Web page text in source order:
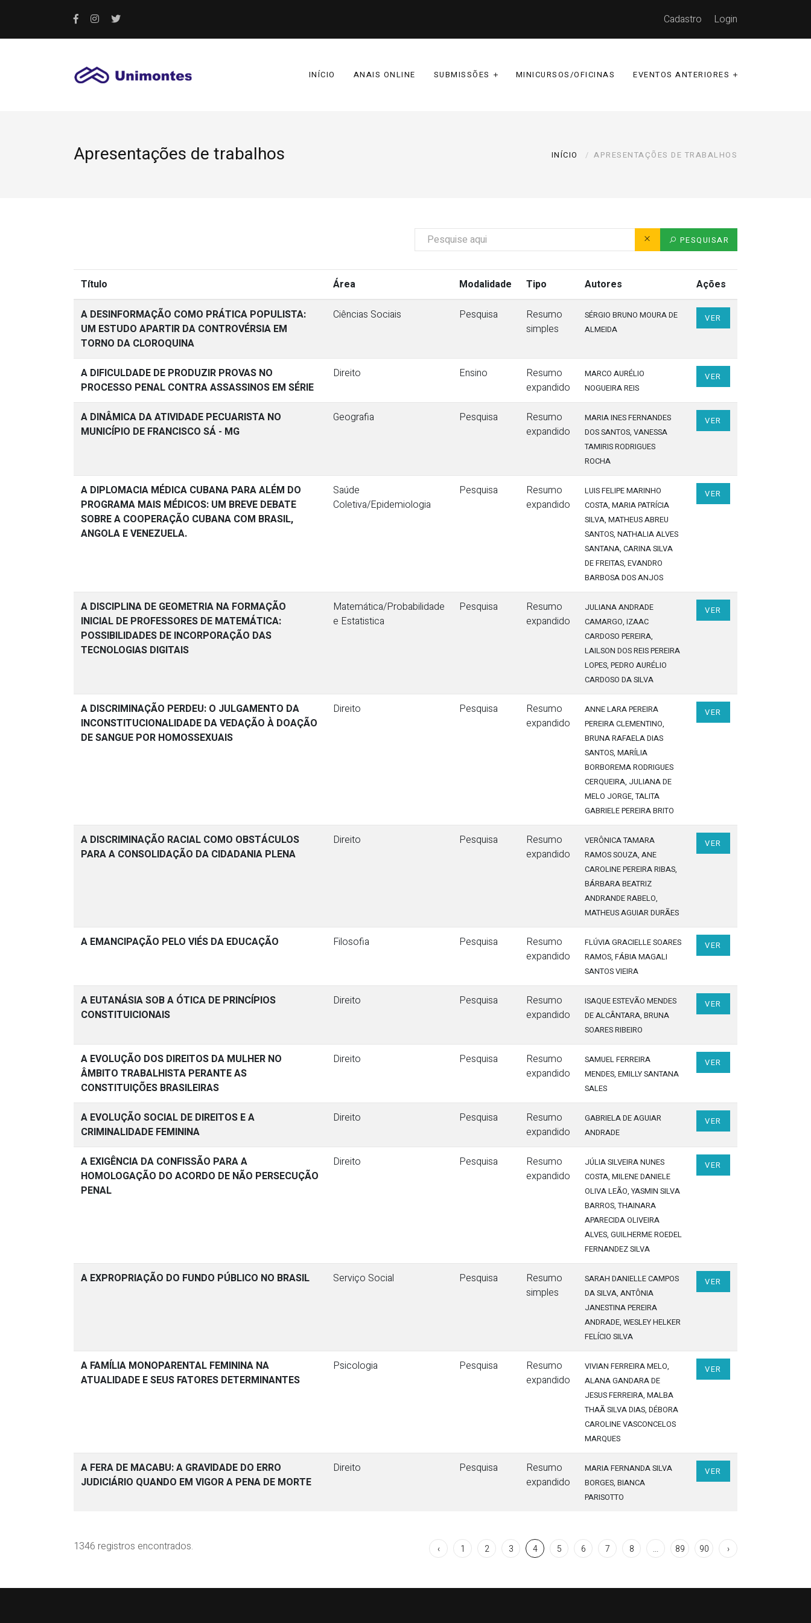
Cadastro Login
INÍCIO ANAIS ONLINE SUBMISSÕES MINICURSOS/OFICINAS EVENTOS ANTERIORES
Apresentações de trabalhos INÍCIO APRESENTAÇÕES DE TRABALHOS
PESQUISAR
Título Área Modalidade Tipo Autores Ações
A DESINFORMAÇÃO COMO PRÁTICA POPULISTA:
UM ESTUDO APARTIR DA CONTROVÉRSIA EM
TORNO DA CLOROQUINA
Ciências Sociais Pesquisa
Resumo
simples
SÉRGIO BRUNO MOURA DE
ALMEIDA
VER
A DIFICULDADE DE PRODUZIR PROVAS NO
PROCESSO PENAL CONTRA ASSASSINOS EM SÉRIE
Direito Ensino
Resumo
expandido
MARCO AURÉLIO
NOGUEIRA REIS
VER
A DINÂMICA DA ATIVIDADE PECUARISTA NO
MUNICÍPIO DE FRANCISCO SÁ - MG
Geografia Pesquisa
Resumo
expandido
MARIA INES FERNANDES
DOS SANTOS, VANESSA
TAMIRIS RODRIGUES
ROCHA
VER
A DIPLOMACIA MÉDICA CUBANA PARA ALÉM DO
PROGRAMA MAIS MÉDICOS: UM BREVE DEBATE
SOBRE A COOPERAÇÃO CUBANA COM BRASIL,
ANGOLA E VENEZUELA.
Saúde
Coletiva/Epidemiologia
Pesquisa
Resumo
expandido
LUIS FELIPE MARINHO
COSTA, MARIA PATRÍCIA
SILVA, MATHEUS ABREU
SANTOS, NATHALIA ALVES
SANTANA, CARINA SILVA
DE FREITAS, EVANDRO
BARBOSA DOS ANJOS
VER
A DISCIPLINA DE GEOMETRIA NA FORMAÇÃO
INICIAL DE PROFESSORES DE MATEMÁTICA:
POSSIBILIDADES DE INCORPORAÇÃO DAS
TECNOLOGIAS DIGITAIS
Matemática/Probabilidade
e Estatistica
Pesquisa
Resumo
expandido
JULIANA ANDRADE
CAMARGO, IZAAC
CARDOSO PEREIRA,
LAILSON DOS REIS PEREIRA
LOPES, PEDRO AURÉLIO
CARDOSO DA SILVA
VER
A DISCRIMINAÇÃO PERDEU: O JULGAMENTO DA
INCONSTITUCIONALIDADE DA VEDAÇÃO À DOAÇÃO
DE SANGUE POR HOMOSSEXUAIS
Direito Pesquisa
Resumo
expandido
ANNE LARA PEREIRA
PEREIRA CLEMENTINO,
BRUNA RAFAELA DIAS
SANTOS, MARÍLIA
BORBOREMA RODRIGUES
CERQUEIRA, JULIANA DE
MELO JORGE, TALITA
GABRIELE PEREIRA BRITO
VER
A DISCRIMINAÇÃO RACIAL COMO OBSTÁCULOS
PARA A CONSOLIDAÇÃO DA CIDADANIA PLENA
Direito Pesquisa
Resumo
expandido
VERÔNICA TAMARA
RAMOS SOUZA, ANE
CAROLINE PEREIRA RIBAS,
BÁRBARA BEATRIZ
ANDRANDE RABELO,
MATHEUS AGUIAR DURÃES
VER
A EMANCIPAÇÃO PELO VIÉS DA EDUCAÇÃO Filosofia Pesquisa
Resumo
expandido
FLÚVIA GRACIELLE SOARES
RAMOS, FÁBIA MAGALI
SANTOS VIEIRA
VER
A EUTANÁSIA SOB A ÓTICA DE PRINCÍPIOS
CONSTITUICIONAIS
Direito Pesquisa
Resumo
expandido
ISAQUE ESTEVÃO MENDES
DE ALCÂNTARA, BRUNA
SOARES RIBEIRO
VER
A EVOLUÇÃO DOS DIREITOS DA MULHER NO
ÂMBITO TRABALHISTA PERANTE AS
CONSTITUIÇÕES BRASILEIRAS
Direito Pesquisa
Resumo
expandido
SAMUEL FERREIRA
MENDES, EMILLY SANTANA
SALES
VER
A EVOLUÇÃO SOCIAL DE DIREITOS E A
CRIMINALIDADE FEMININA
Direito Pesquisa
Resumo
expandido
GABRIELA DE AGUIAR
ANDRADE
VER
A EXIGÊNCIA DA CONFISSÃO PARA A
HOMOLOGAÇÃO DO ACORDO DE NÃO PERSECUÇÃO
PENAL
Direito Pesquisa
Resumo
expandido
JÚLIA SILVEIRA NUNES
COSTA, MILENE DANIELE
OLIVA LEÃO, YASMIN SILVA
BARROS, THAINARA
APARECIDA OLIVEIRA
ALVES, GUILHERME ROEDEL
FERNANDEZ SILVA
VER
A EXPROPRIAÇÃO DO FUNDO PÚBLICO NO BRASIL Serviço Social Pesquisa
Resumo
simples
SARAH DANIELLE CAMPOS
DA SILVA, ANTÔNIA
JANESTINA PEREIRA
ANDRADE, WESLEY HELKER
FELÍCIO SILVA
VER
A FAMÍLIA MONOPARENTAL FEMININA NA
ATUALIDADE E SEUS FATORES DETERMINANTES
Psicologia Pesquisa
Resumo
expandido
VIVIAN FERREIRA MELO,
ALANA GANDARA DE
JESUS FERREIRA, MALBA
THAÃ SILVA DIAS, DÉBORA
CAROLINE VASCONCELOS
MARQUES
VER
A FERA DE MACABU: A GRAVIDADE DO ERRO
JUDICIÁRIO QUANDO EM VIGOR A PENA DE MORTE
Direito Pesquisa
Resumo
expandido
MARIA FERNANDA SILVA
BORGES, BIANCA
PARISOTTO
VER
1346 registros encontrados. ‹ 1 2 3 4 5 6 7 8 ... 89 90 ›